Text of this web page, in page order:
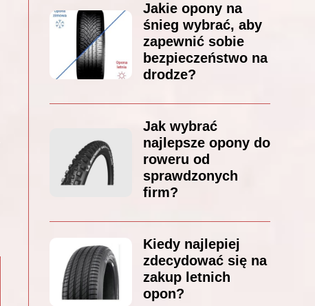
Jakie opony na
śnieg wybrać, aby
zapewnić sobie
bezpieczeństwo na
drodze?
Jak wybrać
najlepsze opony do
roweru od
sprawdzonych
firm?
Kiedy najlepiej
zdecydować się na
zakup letnich
opon?